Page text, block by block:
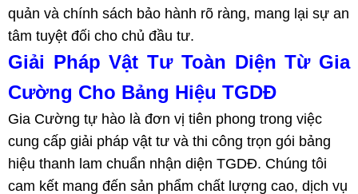
quản và chính sách bảo hành rõ ràng, mang lại sự an
tâm tuyệt đối cho chủ đầu tư.
Giải Pháp Vật Tư Toàn Diện Từ Gia
Cường Cho Bảng Hiệu TGDĐ
Gia Cường tự hào là đơn vị tiên phong trong việc
cung cấp giải pháp vật tư và thi công trọn gói bảng
hiệu thanh lam chuẩn nhận diện TGDĐ. Chúng tôi
cam kết mang đến sản phẩm chất lượng cao, dịch vụ